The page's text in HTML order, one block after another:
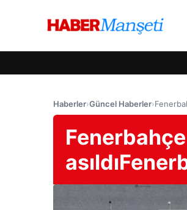
Haberler›Güncel Haberler›